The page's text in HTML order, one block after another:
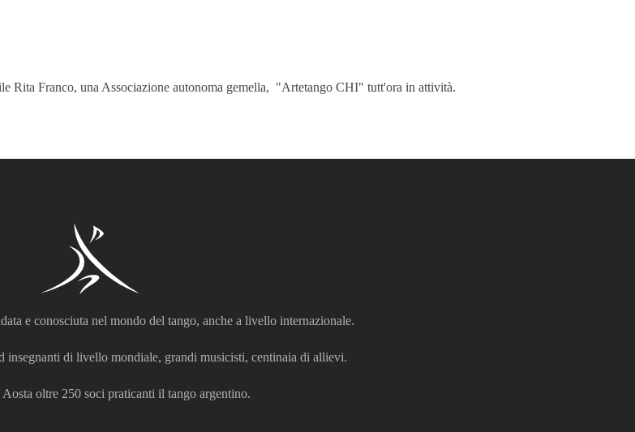
Rita Franco, una Associazione autonoma gemella, "Artetango CHI" tutt'ora in attività.
e conosciuta nel mondo del tango, anche a livello internazionale.
insegnanti di livello mondiale, grandi musicisti, centinaia di allievi.
Aosta oltre 250 soci praticanti il tango argentino.